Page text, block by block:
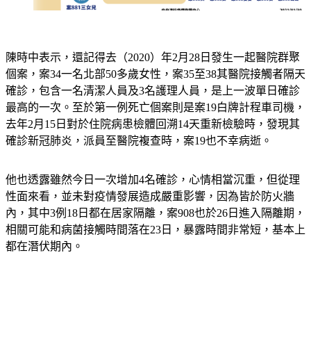
陳時中表示，還記得去（2020）年2月28日發生一起醫院群聚
個案，案34一名北部50多歲女性，案35至38其醫院接觸者隔天
確診，包含一名清潔人員及3名護理人員，是上一波單日確診
最高的一次。至於第一例死亡個案則是案19白牌計程車司機，
去年2月15日對於住院病患檢體回溯14天重新檢驗時，發現其
他也透露雖然今日一次增加4名確診，心情相當沉重，但從理
性面來看，並未對疫情發展造成嚴重影響，因為皆於防火牆
內，其中3例18日都在居家隔離，案908也於26日進入隔離期，
相關可能和病菌接觸時間落在23日，暴露時間非常短，基本上